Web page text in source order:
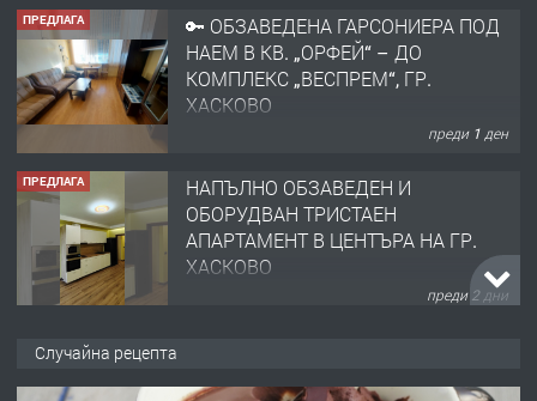
ПРЕДЛАГА
🔑 ОБЗАВЕДЕНА ГАРСОНИЕРА ПОД
НАЕМ В КВ. „ОРФЕЙ“ – ДО
КОМПЛЕКС „ВЕСПРЕМ“, ГР.
ХАСКОВО
преди 1 ден
ПРЕДЛАГА
НАПЪЛНО ОБЗАВЕДЕН И
ОБОРУДВАН ТРИСТАЕН
АПАРТАМЕНТ В ЦЕНТЪРА НА ГР.
ХАСКОВО
преди 2 дни
Случайна рецепта